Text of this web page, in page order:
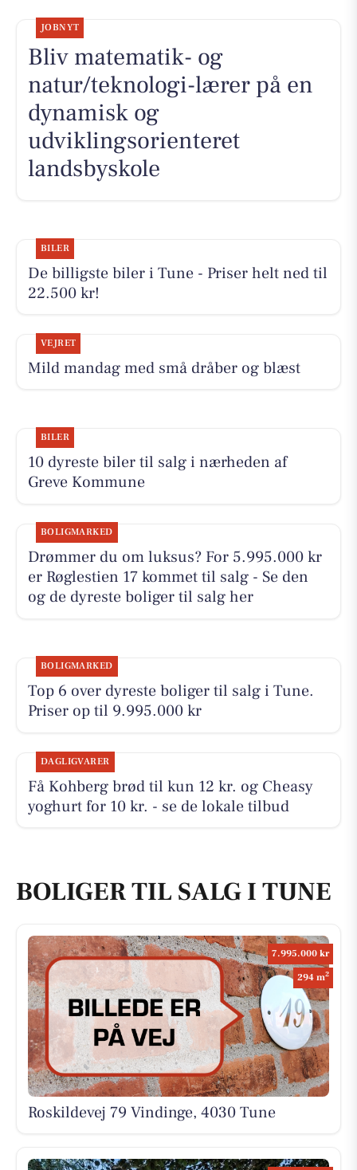
JOBNYT
Bliv matematik- og
natur/teknologi-lærer på en
dynamisk og
udviklingsorienteret
landsbyskole
BILER
De billigste biler i Tune - Priser helt ned til
22.500 kr!
VEJRET
Mild mandag med små dråber og blæst
BILER
10 dyreste biler til salg i nærheden af
Greve Kommune
BOLIGMARKED
Drømmer du om luksus? For 5.995.000 kr
er Røglestien 17 kommet til salg - Se den
og de dyreste boliger til salg her
BOLIGMARKED
Top 6 over dyreste boliger til salg i Tune.
Priser op til 9.995.000 kr
DAGLIGVARER
Få Kohberg brød til kun 12 kr. og Cheasy
yoghurt for 10 kr. - se de lokale tilbud
BOLIGER TIL SALG I TUNE
7.995.000 kr
294 m2
Roskildevej 79 Vindinge, 4030 Tune